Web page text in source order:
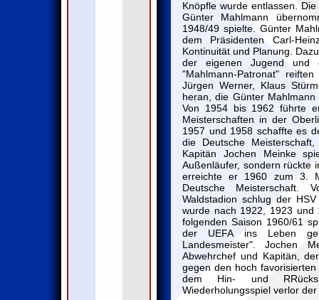
Knöpfle wurde entlassen.
Günter Mahlmann
1948/49 spielte. Günter
dem Präsidenten Carl-
Kontinuität und Planung.
der eigenen Jugend und
"Mahlmann-Patronat"
Jürgen Werner, Klaus
heran, die Günter
Von 1954 bis 1962 führte
Meisterschaften in der
1957 und 1958 schaffte es
die Deutsche
Kapitän Jochen Meinke
Außenläufer, sondern rückte
erreichte er 1960 zum 3.
Deutsche Meisterschaft.
Waldstadion schlug der
wurde nach 1922, 1923
folgenden Saison 1960/61
der UEFA ins Leben
Landesmeister". Jochen
Abwehrchef und Kapitän,
gegen den hoch
dem Hin- und
Wiederholungsspiel verlor